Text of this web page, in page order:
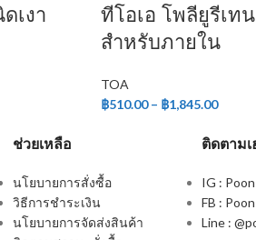
เงา
ทีโอเอ โพลียูรีเท
สำหรับภายใน
TOA
฿510.00 – ฿1,845.00
ช่วยเหลือ
นโยบายการสั่งซื้อ
วิธีการชำระเงิน
นโยบายการจัดส่งสินค้า
ติดตาม
IG :
FB :
Line :